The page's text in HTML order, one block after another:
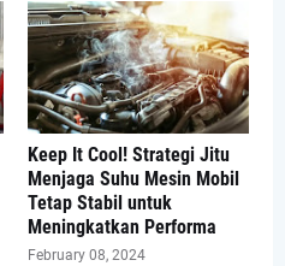
Keep It Cool! Strategi Jitu
Menjaga Suhu Mesin Mobil
Tetap Stabil untuk
Meningkatkan Performa
February 08, 2024